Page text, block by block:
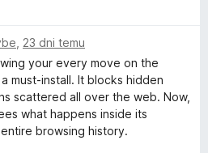
23 dni temu
your every move on the
must-install. It blocks hidden
scattered all over the web. Now,
what happens inside its
browsing history.